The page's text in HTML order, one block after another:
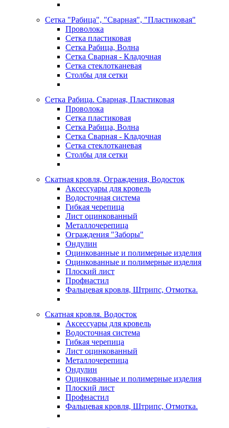
Сетка "Рабица", "Сварная", "Пластиковая"
Проволока
Сетка пластиковая
Сетка Рабица, Волна
Сетка Сварная - Кладочная
Сетка стеклотканевая
Столбы для сетки
Сетка Рабица. Сварная, Пластиковая
Проволока
Сетка пластиковая
Сетка Рабица, Волна
Сетка Сварная - Кладочная
Сетка стеклотканевая
Столбы для сетки
Скатная кровля, Ограждения, Водосток
Аксессуары для кровель
Водосточная система
Гибкая черепица
Лист оцинкованный
Металлочерепица
Ограждения "Заборы"
Ондулин
Оцинкованные и полимерные изделия
Оцинкованные и полимерные изделия
Плоский лист
Профнастил
Фальцевая кровля, Штрипс, Отмотка.
Скатная кровля. Водосток
Аксессуары для кровель
Водосточная система
Гибкая черепица
Лист оцинкованный
Металлочерепица
Ондулин
Оцинкованные и полимерные изделия
Плоский лист
Профнастил
Фальцевая кровля, Штрипс, Отмотка.